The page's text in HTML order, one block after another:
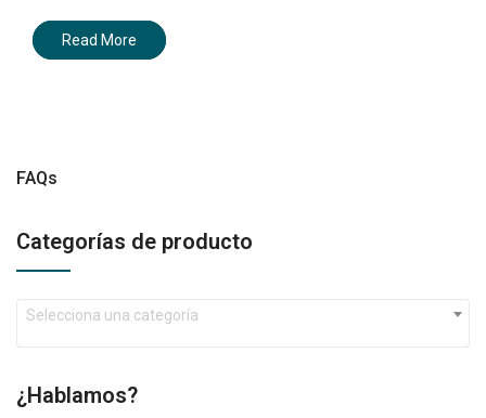
Read More
FAQs
Categorías de producto
Selecciona una categoría
¿Hablamos?